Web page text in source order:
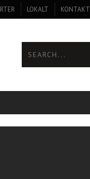
LOKALT KONTAKT